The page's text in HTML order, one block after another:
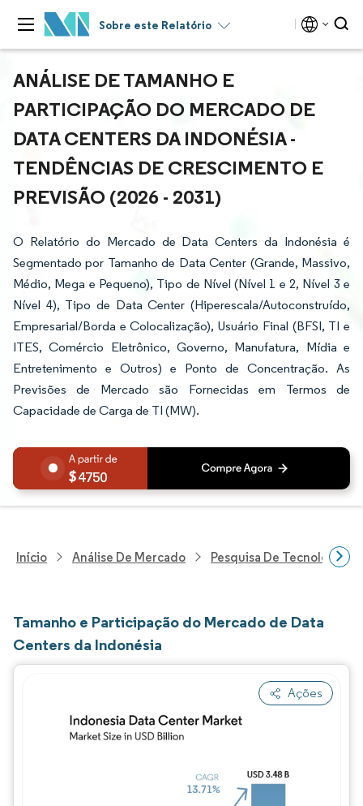
Sobre este Relatório
ANÁLISE DE TAMANHO E
PARTICIPAÇÃO DO MERCADO DE
DATA CENTERS DA INDONÉSIA -
TENDÊNCIAS DE CRESCIMENTO E
PREVISÃO (2026 - 2031)
O Relatório do Mercado de Data Centers da Indonésia é
Segmentado por Tamanho de Data Center (Grande, Massivo,
Médio, Mega e Pequeno), Tipo de Nível (Nível 1 e 2, Nível 3 e
Nível 4), Tipo de Data Center (Hiperescala/Autoconstruído,
Empresarial/Borda e Colocalização), Usuário Final (BFSI, TI e
ITES, Comércio Eletrônico, Governo, Manufatura, Mídia e
Entretenimento e Outros) e Ponto de Concentração. As
Previsões de Mercado são Fornecidas em Termos de
Capacidade de Carga de TI (MW).
4750
Início Análise De Mercado Pesquisa De Tecnologia,
Tamanho e Participação do Mercado de Data
Centers da Indonésia
Ações